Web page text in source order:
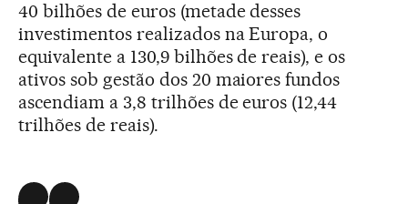
40 bilhões de euros (metade desses
investimentos realizados na Europa, o
equivalente a 130,9 bilhões de reais), e os
ativos sob gestão dos 20 maiores fundos
ascendiam a 3,8 trilhões de euros (12,44
trilhões de reais).